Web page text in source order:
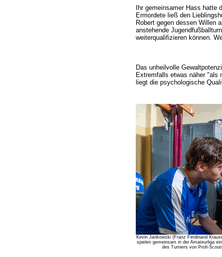
Ihr gemeinsamer Hass hatte
Ermordete ließ den
Robert gegen dessen Willen
anstehende
weiterqualifizieren können.
Das unheilvolle
Extremfalls etwas näher "als
liegt die psychologische
Kevin Jankowski (Franz Ferdinand
spielen gemeinsam in der Amateurliga
des Turniers von Profi-